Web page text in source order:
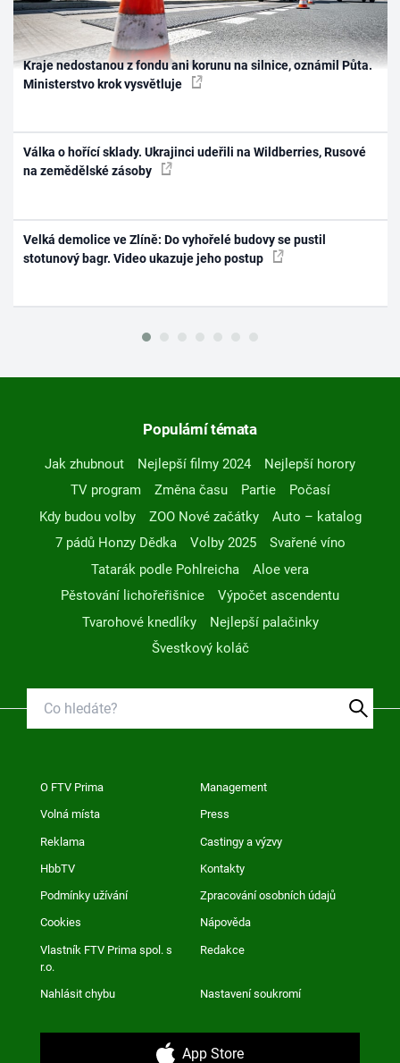
Kraje nedostanou z fondu ani korunu na silnice, oznámil Půta.
Ministerstvo krok vysvětluje
Válka o hořící sklady. Ukrajinci udeřili na Wildberries, Rusové
na zemědělské zásoby
Velká demolice ve Zlíně: Do vyhořelé budovy se pustil
stotunový bagr. Video ukazuje jeho postup
Populární témata
Jak zhubnout Nejlepší filmy 2024
Nejlepší horory
TV program
Změna času Partie
Počasí
Kdy budou volby
ZOO Nové začátky
Auto – katalog
7 pádů Honzy Dědka
Volby 2025
Svařené víno
Tatarák podle Pohlreicha
Aloe vera
Pěstování lichořeřišnice
Výpočet ascendentu
Tvarohové knedlíky
Nejlepší palačinky
Švestkový koláč
O FTV Prima Management
Volná místa Press
Reklama Castingy a výzvy
HbbTV Kontakty
Podmínky užívání Zpracování osobních údajů
Cookies Nápověda
Vlastník FTV Prima spol. s
r.o.
Redakce
Nahlásit chybu Nastavení soukromí
App Store